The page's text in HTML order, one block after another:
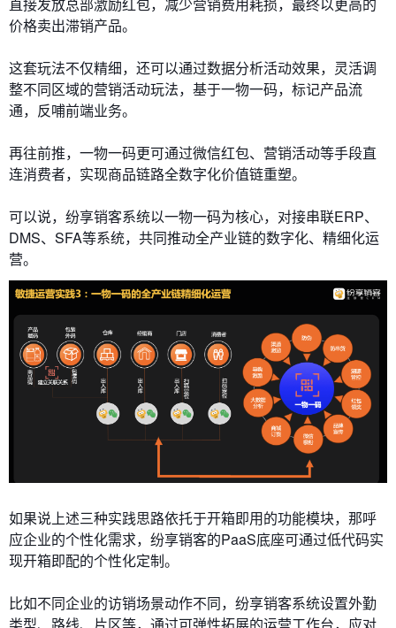
直接发放总部激励红包，减少营销费用耗损，最终以更高的
价格卖出滞销产品。
这套玩法不仅精细，还可以通过数据分析活动效果，灵活调
整不同区域的营销活动玩法，基于一物一码，标记产品流
通，反哺前端业务。
再往前推，一物一码更可通过微信红包、营销活动等手段直
连消费者，实现商品链路全数字化价值链重塑。
可以说，纷享销客系统以一物一码为核心，对接串联ERP、
DMS、SFA等系统，共同推动全产业链的数字化、精细化运
营。
如果说上述三种实践思路依托于开箱即用的功能模块，那呼
应企业的个性化需求，纷享销客的PaaS底座可通过低代码实
现开箱即配的个性化定制。
比如不同企业的访销场景动作不同，纷享销客系统设置外勤